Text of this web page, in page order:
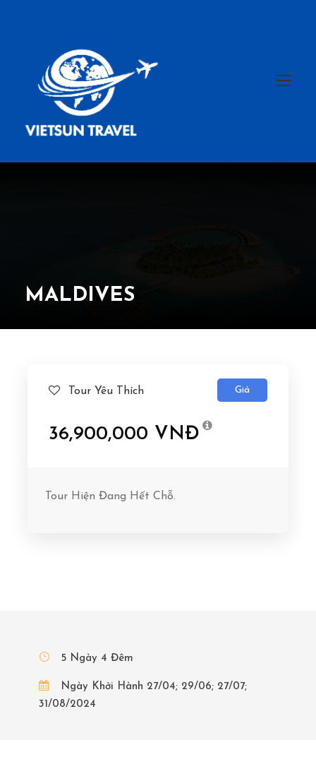
MALDIVES
Tour Yêu Thích Giá
36,900,000 VNĐ
Tour Hiện Đang Hết Chỗ.
5 Ngày 4 Đêm
Ngày Khởi Hành 27/04; 29/06; 27/07;
31/08/2024